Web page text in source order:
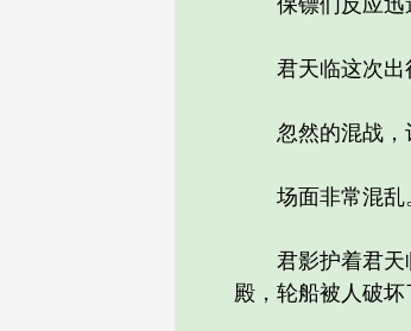
保镖们反应迅速
君天临这次出行
忽然的混战，让
场面非常混乱
君影护着君天临
殿，轮船被人破坏